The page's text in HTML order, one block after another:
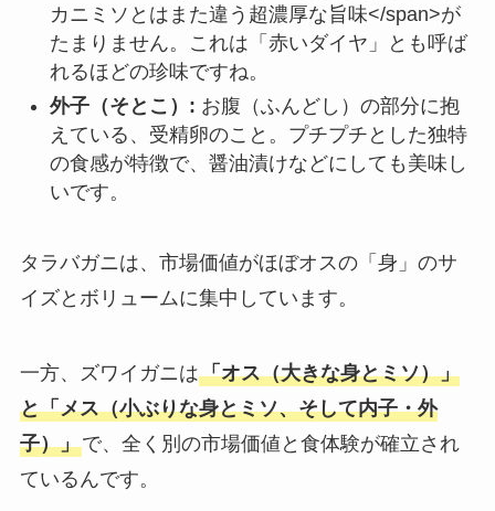
カニミソとはまた違う超濃厚な旨味</span>が
たまりません。これは「赤いダイヤ」とも呼ば
れるほどの珍味ですね。
外子（そとこ）: お腹（ふんどし）の部分に抱
えている、受精卵のこと。プチプチとした独特
の食感が特徴で、醤油漬けなどにしても美味し
いです。
タラバガニは、市場価値がほぼオスの「身」のサ
イズとボリュームに集中しています。
一方、ズワイガニは「オス（大きな身とミソ）」
と「メス（小ぶりな身とミソ、そして内子・外
子）」で、全く別の市場価値と食体験が確立され
ているんです。